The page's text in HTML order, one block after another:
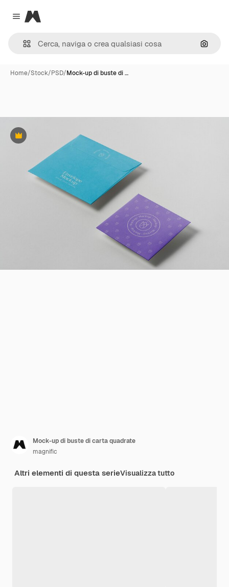
Close menu
Magnific
Cerca
Home/Stock/PSD/Mock-up di buste di …
Premium
Mock-up di buste di carta quadrate
magnific
Altri elementi di questa serieVisualizza tutto